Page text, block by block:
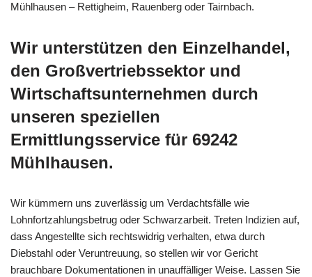
Mühlhausen – Rettigheim, Rauenberg oder Tairnbach.
Wir unterstützen den Einzelhandel,
den Großvertriebssektor und
Wirtschaftsunternehmen durch
unseren speziellen
Ermittlungsservice für 69242
Mühlhausen.
Wir kümmern uns zuverlässig um Verdachtsfälle wie
Lohnfortzahlungsbetrug oder Schwarzarbeit. Treten Indizien auf,
dass Angestellte sich rechtswidrig verhalten, etwa durch
Diebstahl oder Veruntreuung, so stellen wir vor Gericht
brauchbare Dokumentationen in unauffälliger Weise. Lassen Sie